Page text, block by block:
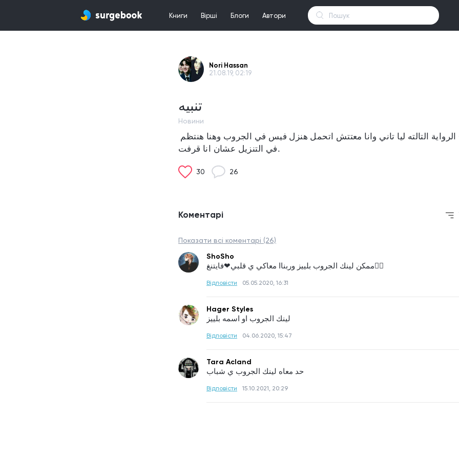
Книги Вірші Блоги Автори
Nori Hassan
21.08.19, 02:19
تنبيه
Новини
في التنزيل عشان انا قرفت.
30 26
Коментарі
Показати всі коментарі (26)
ShoSho
ممكن لينك الجروب بلييز وربناا معاكي ي قلبي❤فايتنغ✊🏻
Відповісти 05.05.2020, 16:31
Hager Styles
لينك الجروب او اسمه بلييز
Відповісти 04.06.2020, 15:47
Tara Acland
حد معاه لينك الجروب ي شباب
Відповісти 15.10.2021, 20:29